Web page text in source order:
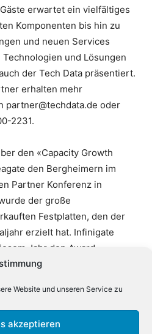
Website und unseren Service zu
akzeptieren
erwartet ein vielfältiges
Komponenten bis hin zu
und neuen Services
und Lösungen
der Tech Data präsentiert.
erhalten mehr
partner@techdata.de oder
2231.
den «Capacity Growth
den Bergheimern im
Partner Konferenz in
der große
Festplatten, den der
erzielt hat. Infinigate
Jahr den Award
Year» gewonnen. Der Preis,
zum fünften Mal in Folge seit
PEAK 2018 Konferenz
Hof verliehen.
vervollständigt das